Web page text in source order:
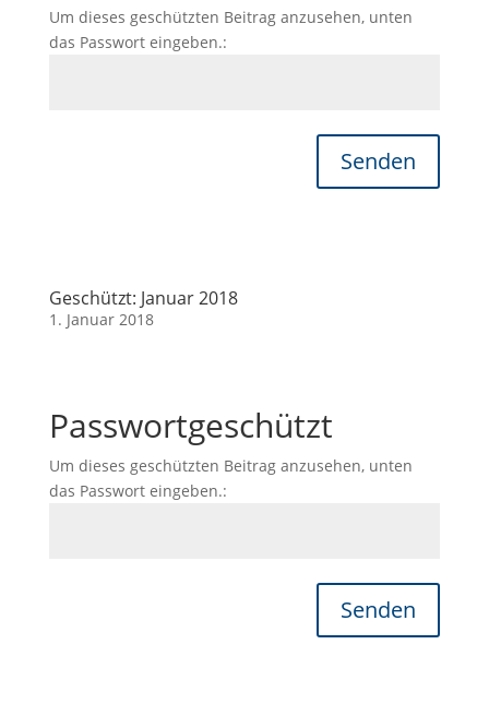
Um dieses geschützten Beitrag anzusehen, unten
das Passwort eingeben.:
Senden
Geschützt: Januar 2018
1. Januar 2018
Passwortgeschützt
Um dieses geschützten Beitrag anzusehen, unten
das Passwort eingeben.:
Senden